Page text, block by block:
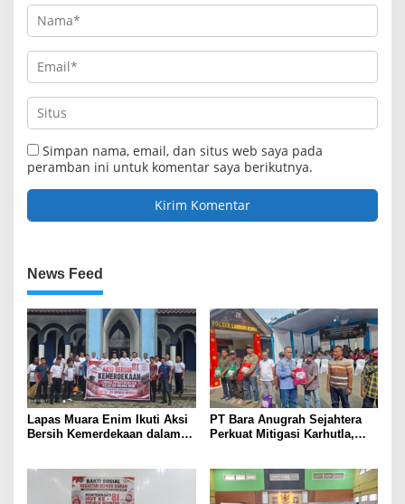
Simpan nama, email, dan situs web saya pada
peramban ini untuk komentar saya berikutnya.
News Feed
Lapas Muara Enim Ikuti Aksi
Bersih Kemerdekaan dalam
PT Bara Anugrah Sejahtera
Perkuat Mitigasi Karhutla,